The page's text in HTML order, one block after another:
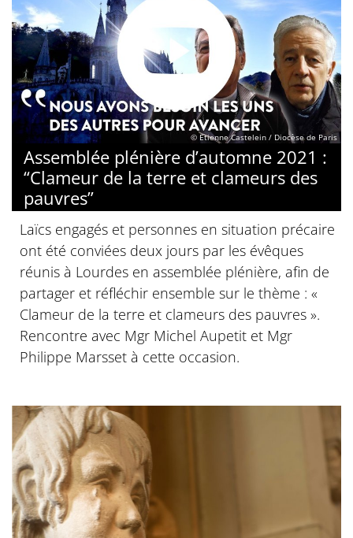
© Etienne Castelein / Diocèse de Paris
Assemblée plénière d’automne 2021 :
“Clameur de la terre et clameurs des
pauvres”
Laïcs engagés et personnes en situation précaire
ont été conviées deux jours par les évêques
réunis à Lourdes en assemblée plénière, afin de
partager et réfléchir ensemble sur le thème : «
Clameur de la terre et clameurs des pauvres ».
Rencontre avec Mgr Michel Aupetit et Mgr
Philippe Marsset à cette occasion.